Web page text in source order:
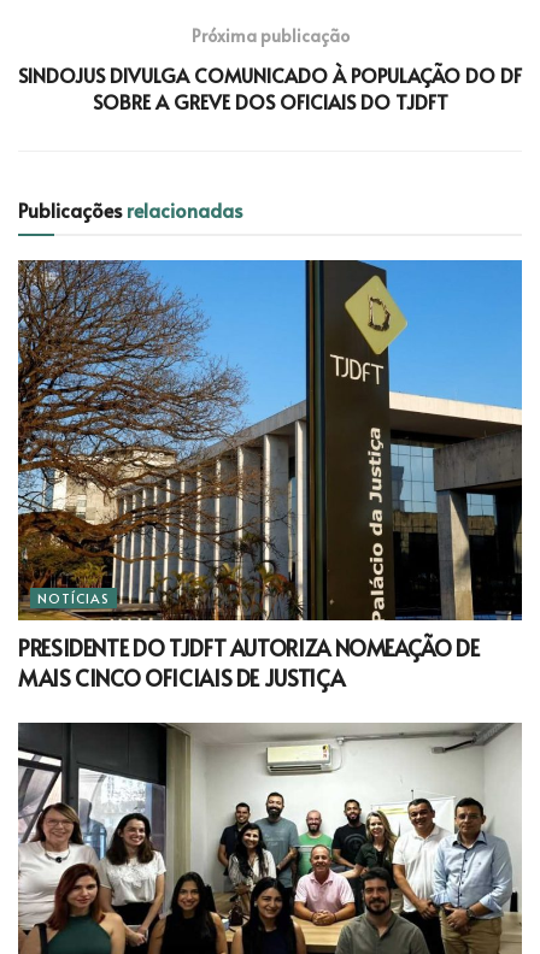
Próxima publicação
SINDOJUS DIVULGA COMUNICADO À POPULAÇÃO DO DF
SOBRE A GREVE DOS OFICIAIS DO TJDFT
Publicaçõesrelacionadas
NOTÍCIAS
PRESIDENTE DO TJDFT AUTORIZA NOMEAÇÃO DE
MAIS CINCO OFICIAIS DE JUSTIÇA